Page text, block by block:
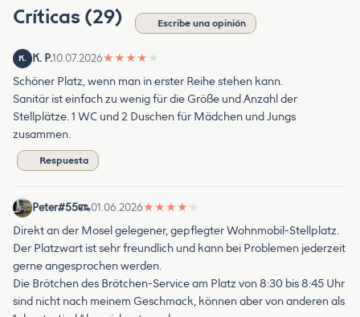
Críticas (29) Escribe una opinión
K. K. P.10.07.2026★ ★ ★ ★ ★
Schöner Platz, wenn man in erster Reihe stehen kann.
Sanitär ist einfach zu wenig für die Größe und Anzahl der
Stellplätze. 1 WC und 2 Duschen für Mädchen und Jungs
zusammen.
Respuesta
Peter#55 01.06.2026★ ★ ★ ★ ★
Direkt an der Mosel gelegener, gepflegter Wohnmobil-Stellplatz.
Der Platzwart ist sehr freundlich und kann bei Problemen jederzeit
gerne angesprochen werden.
Die Brötchen des Brötchen-Service am Platz von 8:30 bis 8:45 Uhr
sind nicht nach meinem Geschmack, können aber von anderen als